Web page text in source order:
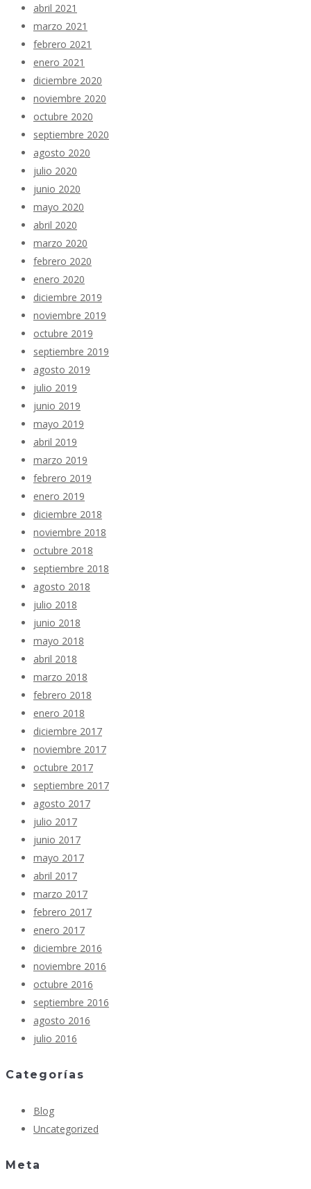
abril 2021
marzo 2021
febrero 2021
enero 2021
diciembre 2020
noviembre 2020
octubre 2020
septiembre 2020
agosto 2020
julio 2020
junio 2020
mayo 2020
abril 2020
marzo 2020
febrero 2020
enero 2020
diciembre 2019
noviembre 2019
octubre 2019
septiembre 2019
agosto 2019
julio 2019
junio 2019
mayo 2019
abril 2019
marzo 2019
febrero 2019
enero 2019
diciembre 2018
noviembre 2018
octubre 2018
septiembre 2018
agosto 2018
julio 2018
junio 2018
mayo 2018
abril 2018
marzo 2018
febrero 2018
enero 2018
diciembre 2017
noviembre 2017
octubre 2017
septiembre 2017
agosto 2017
julio 2017
junio 2017
mayo 2017
abril 2017
marzo 2017
febrero 2017
enero 2017
diciembre 2016
noviembre 2016
octubre 2016
septiembre 2016
agosto 2016
julio 2016
Categorías
Blog
Uncategorized
Meta